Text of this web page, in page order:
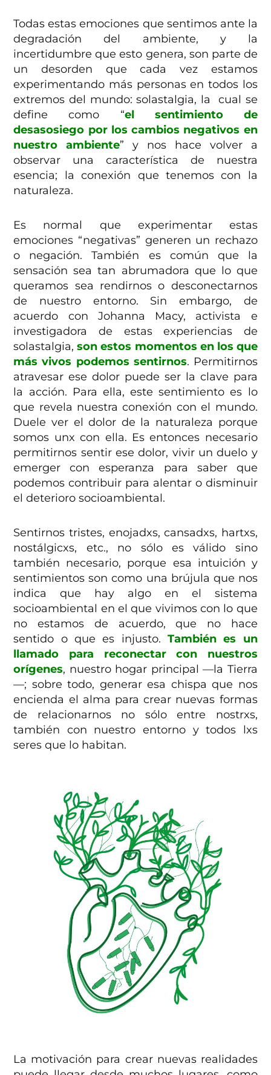
Todas estas emociones que sentimos ante la
degradación del ambiente, y la
incertidumbre que esto genera, son parte de
un desorden que cada vez estamos
experimentando más personas en todos los
extremos del mundo: solastalgia, la
cual se
define como “el sentimiento de
desasosiego por los cambios negativos en
nuestro ambiente” y nos hace volver a
observar una característica de nuestra
esencia; la conexión que tenemos con la
naturaleza.
Es normal que experimentar estas
emociones “negativas” generen un rechazo
o negación. También es común que la
sensación sea tan abrumadora que lo que
queramos sea rendirnos o desconectarnos
de nuestro entorno. Sin embargo, de
acuerdo con Johanna Macy, activista e
investigadora de estas experiencias de
solastalgia,son estos momentos en los que
más vivos podemos sentirnos. Permitirnos
atravesar ese dolor puede ser la clave para
la acción. Para ella, este sentimiento es lo
que revela nuestra conexión con el mundo.
Duele ver el dolor de la naturaleza porque
somos unx con ella. Es entonces necesario
permitirnos sentir ese dolor, vivir un duelo y
emerger con esperanza para saber que
podemos contribuir para alentar o disminuir
el deterioro socioambiental.
Sentirnos tristes, enojadxs, cansadxs, hartxs,
nostálgicxs, etc., no sólo es válido sino
también necesario, porque esa intuición y
sentimientos son como una brújula que nos
indica que hay algo en el sistema
socioambiental en el que vivimos con lo que
no estamos de acuerdo, que no hace
sentido o que es injusto. También es un
llamado para reconectar con nuestros
orígenes, nuestro hogar principal —la Tierra
—; sobre todo, generar esa chispa que nos
encienda el alma para crear nuevas formas
de relacionarnos no sólo entre nostrxs,
también con nuestro entorno y todos lxs
seres que lo habitan.
La motivación para crear nuevas realidades